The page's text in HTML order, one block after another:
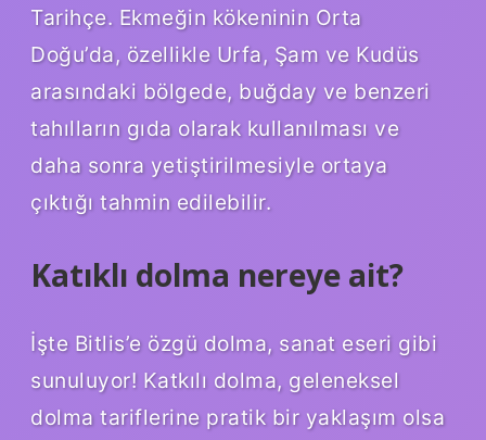
Tarihçe. Ekmeğin kökeninin Orta
Doğu’da, özellikle Urfa, Şam ve Kudüs
arasındaki bölgede, buğday ve benzeri
tahılların gıda olarak kullanılması ve
daha sonra yetiştirilmesiyle ortaya
çıktığı tahmin edilebilir.
Katıklı dolma nereye ait?
İşte Bitlis’e özgü dolma, sanat eseri gibi
sunuluyor! Katkılı dolma, geleneksel
dolma tariflerine pratik bir yaklaşım olsa